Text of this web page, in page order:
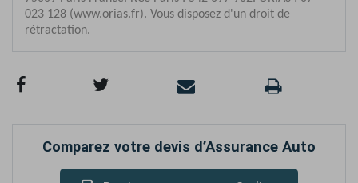
Comparez votre devis d’Assurance Auto